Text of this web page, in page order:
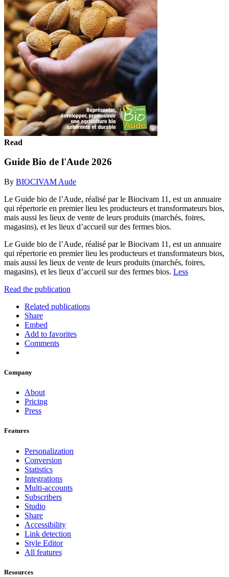
Read
Guide Bio de l'Aude 2026
By BIOCIVAM Aude
Le Guide bio de l’Aude, réalisé par le Biocivam 11, est un annuaire
qui répertorie en premier lieu les producteurs et transformateurs bios,
mais aussi les lieux de vente de leurs produits (marchés, foires,
magasins), et les lieux d’accueil sur des fermes bios.
Le Guide bio de l’Aude, réalisé par le Biocivam 11, est un annuaire
qui répertorie en premier lieu les producteurs et transformateurs bios,
mais aussi les lieux de vente de leurs produits (marchés, foires,
magasins), et les lieux d’accueil sur des fermes bios. Less
Read the publication
Related publications
Share
Embed
Add to favorites
Comments
Company
About
Pricing
Press
Features
Personalization
Conversion
Statistics
Integrations
Multi-accounts
Subscribers
Studio
Share
Accessibility
Link detection
Style Editor
All features
Resources